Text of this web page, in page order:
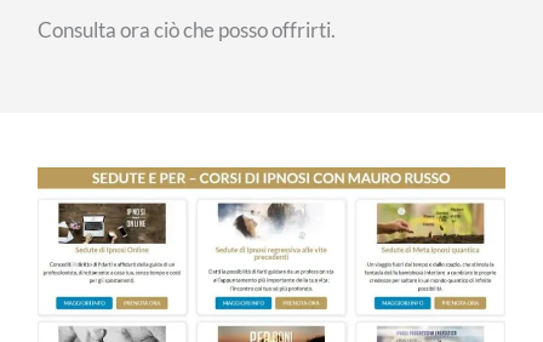
Consulta ora ciò che posso offrirti.